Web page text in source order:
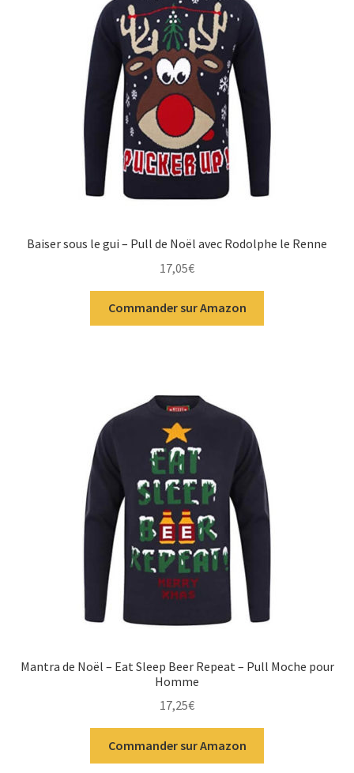
Baiser sous le gui – Pull de Noël avec Rodolphe le Renne
17,05€
Commander sur Amazon
Mantra de Noël – Eat Sleep Beer Repeat – Pull Moche pour
Homme
17,25€
Commander sur Amazon